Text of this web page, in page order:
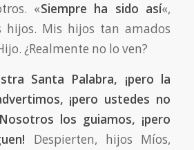
«Siempre ha sido así«,
hijos. Mis hijos tan amados
¿Realmente no lo ven?
Santa Palabra, ¡pero la
¡pero ustedes no
los guiamos, ¡pero
Despierten, hijos Míos,